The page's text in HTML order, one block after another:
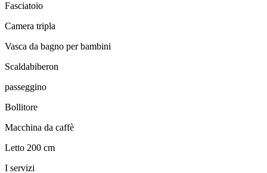
Fasciatoio
Camera tripla
Vasca da bagno per bambini
Scaldabiberon
passeggino
Bollitore
Macchina da caffè
Letto 200 cm
I servizi